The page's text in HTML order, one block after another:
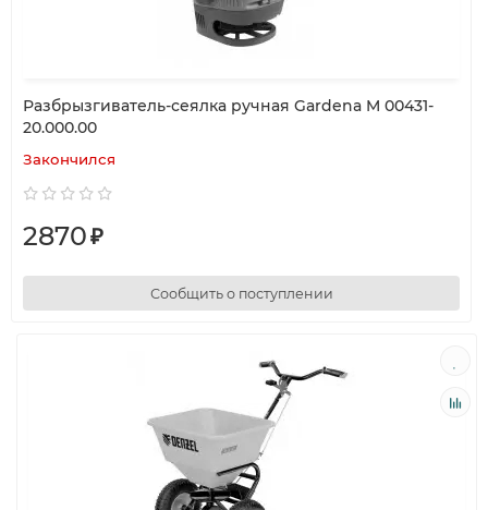
Разбрызгиватель-сеялка ручная Gardena M 00431-
20.000.00
Закончился
2870₽
Сообщить о поступлении